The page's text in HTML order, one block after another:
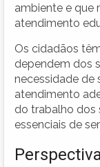
ambiente e que
atendimento
Os cidadãos
dependem dos
necessidade de
atendimento
do trabalho dos
essenciais de